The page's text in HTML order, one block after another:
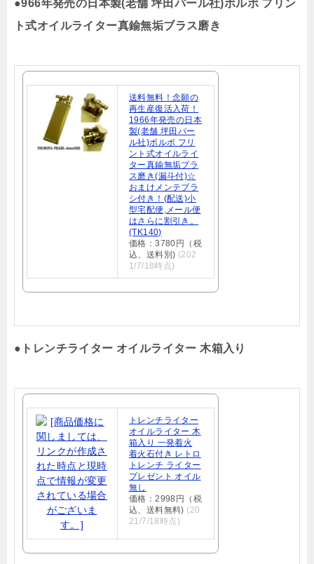
●966年発売の日本製(老舗 坪田パール社)ボルボ フリン
ト式オイルライター真鍮無垢ブラス磨き
送料無料！念願の
再生産復活入荷！
1966年発売の日本
製(老舗 坪田パー
ル社)ボルボ フリ
ント式オイルライ
ター真鍮無垢ブラ
ス磨き(漏斗付)☆
おまけメンテブラ
シ付き！(配送)小
型宅配便,メール便
はさらに割引き。
(TK140)
価格：3780円（税
込、送料別) (202
1/7/18時点)
● トレンチライター オイルライター 木箱入り
トレンチライター
オイルライター 木
箱入り 一発着火
着火石付き レトロ
トレンチ ライター
プレゼント オイル
無し
価格：2998円（税
込、送料無料) (20
21/7/18時点)